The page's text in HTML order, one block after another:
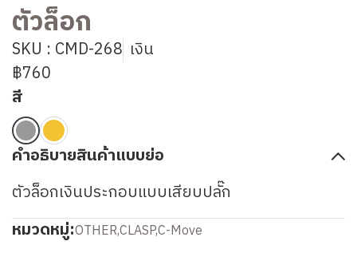
ตัวล็อก
SKU : CMD-268 เงิน
฿760
สี
คำอธิบายสินค้าแบบย่อ
ตัวล็อกเงินประกอบแบบเสียบปลั๊ก
หมวดหมู่:OTHER,CLASP,C-Move